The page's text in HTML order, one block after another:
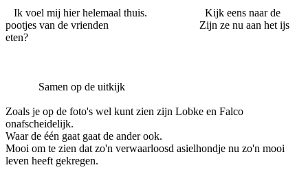
Ik voel mij hier helemaal thuis. Kijk eens naar de
pootjes van de vrienden Zijn ze nu aan het ijs
eten?
Samen op de uitkijk
Zoals je op de foto's wel kunt zien zijn Lobke en Falco
onafscheidelijk.
Waar de één gaat gaat de ander ook.
Mooi om te zien dat zo'n verwaarloosd asielhondje nu zo'n mooi
leven heeft gekregen.